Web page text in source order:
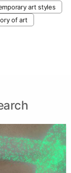
art styles
of art